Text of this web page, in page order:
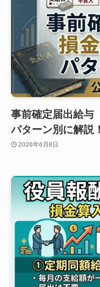
事前確定届出給与
パターン別に解説
2026年6月8日